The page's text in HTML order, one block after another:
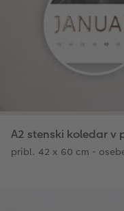
A2 stenski koledar v
pribl. 42 x 60 cm -